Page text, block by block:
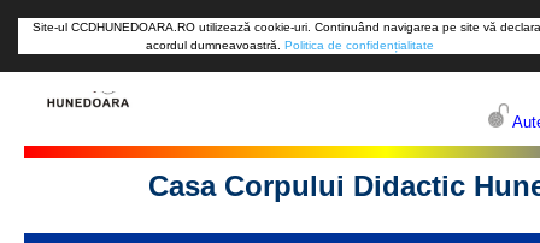
Site-ul CCDHUNEDOARA.RO utilizează cookie-uri. Continuând navigarea pe site vă
acordul dumneavoastră. Politica de confidențialitate
Casa Corpului Didactic